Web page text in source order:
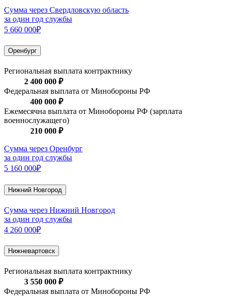
Сумма через Свердловскую область
за один год службы
5 660 000₽
Оренбург
Региональная выплата контрактнику
2 400 000 ₽
Федеральная выплата от Минобороны РФ
400 000 ₽
Ежемесячна выплата от Минобороны РФ (зарплата
военнослужащего)
210 000 ₽
Сумма через Оренбург
за один год службы
5 160 000₽
Нижний Новгород
Сумма через Нижний Новгород
за один год службы
4 260 000₽
Нижневартовск
Региональная выплата контрактнику
3 550 000 ₽
Федеральная выплата от Минобороны РФ